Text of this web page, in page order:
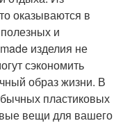
оказываются в
и
изделия не
сэкономить
образ жизни. В
пластиковых
вещи для вашего